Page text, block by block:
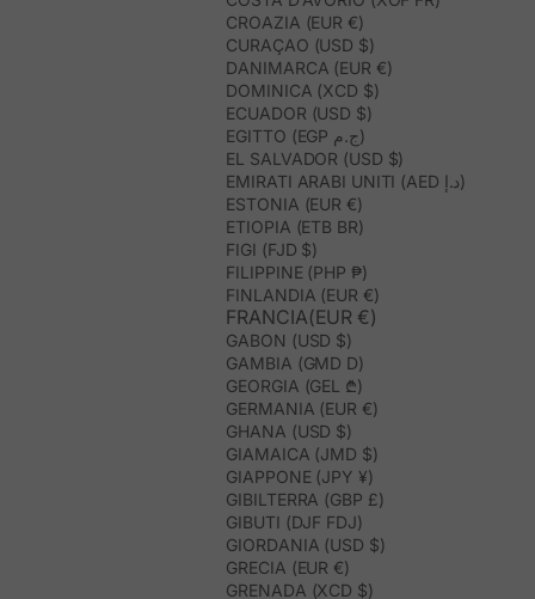
CROAZIA (EUR €)
CURAÇAO (USD $)
DANIMARCA (EUR €)
DOMINICA (XCD $)
ECUADOR (USD $)
EGITTO (EGP ج.م)
EL SALVADOR (USD $)
EMIRATI ARABI UNITI (AED د.إ)
ESTONIA (EUR €)
ETIOPIA (ETB BR)
FIGI (FJD $)
FILIPPINE (PHP ₱)
FINLANDIA (EUR €)
FRANCIA(EUR €)
GABON (USD $)
GAMBIA (GMD D)
GEORGIA (GEL ₾)
GERMANIA (EUR €)
GHANA (USD $)
GIAMAICA (JMD $)
GIAPPONE (JPY ¥)
GIBILTERRA (GBP £)
GIBUTI (DJF FDJ)
GIORDANIA (USD $)
GRECIA (EUR €)
GRENADA (XCD $)